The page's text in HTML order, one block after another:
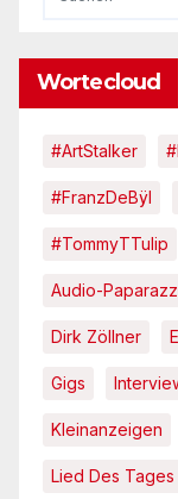
Wortecloud
#ArtStalker
#FranzDeBÿl
#TommyTTulip
Audio-
Dirk Zöllner
Gigs
Kleinanzeigen
Lied Des Tages